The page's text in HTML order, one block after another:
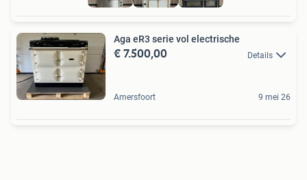
Aga eR3 serie vol electrische
€ 7.500,00 Details
Amersfoort 9 mei 26